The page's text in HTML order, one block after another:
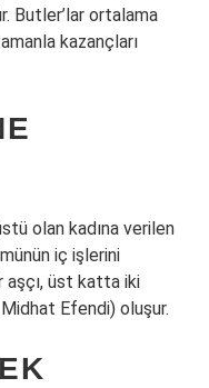
Butler’lar ortalama
kazançları
olan kadına verilen
iç işlerini
aşçı, üst katta iki
Efendi) oluşur.